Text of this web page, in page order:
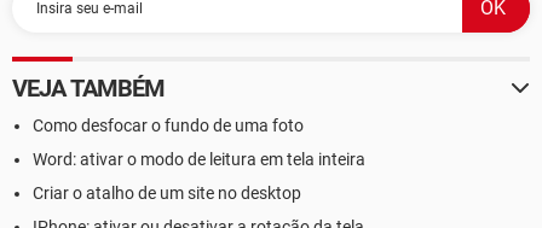
VEJA TAMBÉM
Como desfocar o fundo de uma foto
Word: ativar o modo de leitura em tela inteira
Criar o atalho de um site no desktop